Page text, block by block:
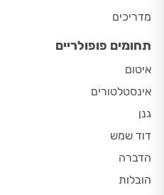
מדריכים
תחומים פופולריים
איטום
אינסטלטורים
גנן
דוד שמש
הדברה
הובלות